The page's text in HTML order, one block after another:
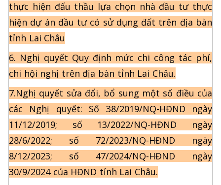
thực hiện đấu thầu lựa chọn nhà đầu tư thực
hiện dự án đầu tư có sử dụng đất trên địa bàn
tỉnh Lai Châu
6. Nghị quyết Quy định mức chi công tác phí,
chi hội nghị trên địa bàn tỉnh Lai Châu.
7.Nghị quyết sửa đổi, bổ sung một số điều của
các Nghị quyết: Số 38/2019/NQ-HĐND ngày
11/12/2019; số 13/2022/NQ-HĐND ngày
28/6/2022; số 72/2023/NQ-HĐND ngày
8/12/2023; số 47/2024/NQ-HĐND ngày
30/9/2024 của HĐND tỉnh Lai Châu.